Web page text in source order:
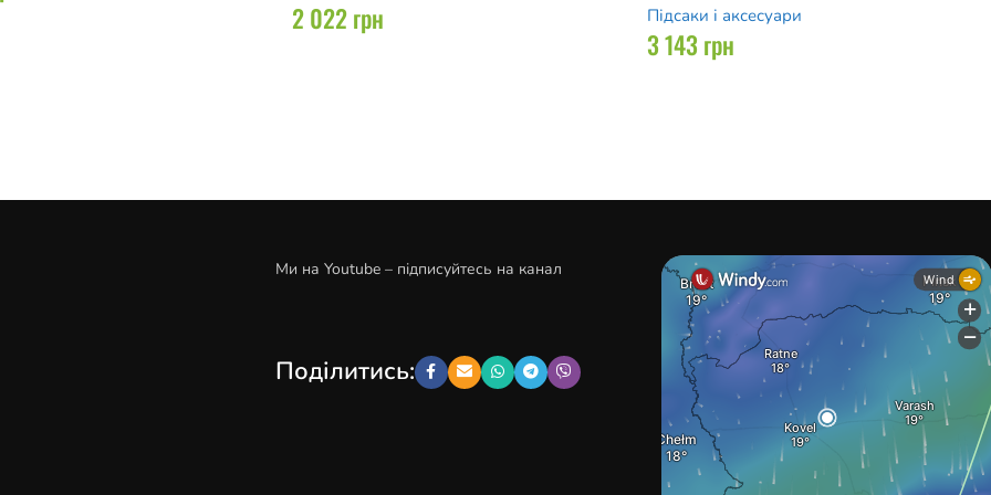
2 022грн Підсаки і аксесуари
3 143 грн
Ми на Youtube – підписуйтесь на канал
Поділитись: